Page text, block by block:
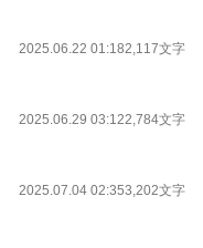
2025.06.22 01:182,117文字
2025.06.29 03:122,784文字
2025.07.04 02:353,202文字